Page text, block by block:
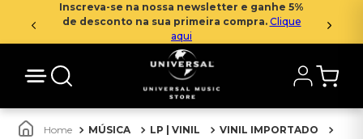
Inscreva-se na nossa newsletter e ganhe 5%
de desconto na sua primeira compra. Clique
aqui
MÚSICA LP | VINIL
VINIL IMPORTADO